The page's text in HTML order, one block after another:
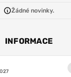
Žádné novinky.
INFORMACE